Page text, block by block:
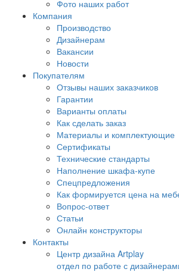
Фото наших работ
Компания
Производство
Дизайнерам
Вакансии
Новости
Покупателям
Отзывы наших заказчиков
Гарантии
Варианты оплаты
Как сделать заказ
Материалы и комплектующие
Сертификаты
Технические стандарты
Наполнение шкафа-купе
Спецпредложения
Как формируется цена на
Вопрос-ответ
Статьи
Онлайн конструкторы
Контакты
Центр дизайна Artplay
отдел по работе с